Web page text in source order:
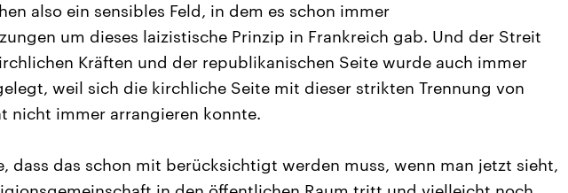
also ein sensibles Feld, in dem es schon immer
um dieses laizistische Prinzip in Frankreich gab. Und der Streit
Kräften und der republikanischen Seite wurde auch immer
weil sich die kirchliche Seite mit dieser strikten Trennung von
nicht immer arrangieren konnte.
dass das schon mit berücksichtigt werden muss, wenn man jetzt sieht,